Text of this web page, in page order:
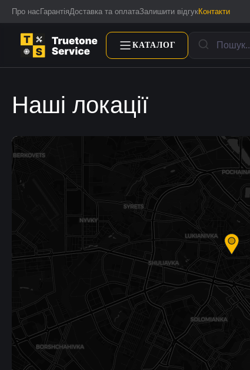
Про нас ГарантіяДоставка та оплатаЗалишити відгукКонтакти
КАТАЛОГ
Наші локації